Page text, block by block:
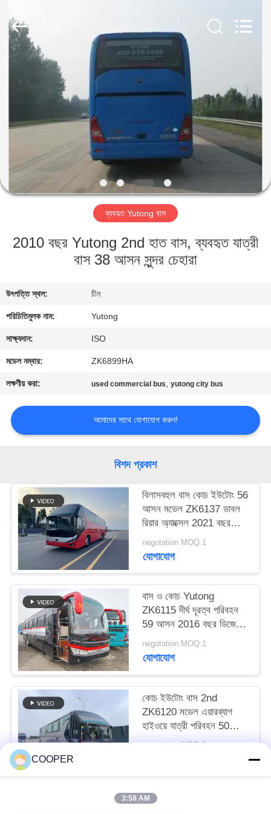
সম্পর্কে
কারখানা
যোগাযোগ
করুন
উদ্ধৃতির
আবেদন
ম্যাপ
গোপনীয়তা
নীতি
INDUSTRY
CO.,
LTD..
Rights
Reserved.
ব্যবহৃত Yutong বাস
2010 বছর Yutong 2nd হাত বাস, ব্যবহৃত যাত্রী
বাস 38 আসন সুন্দর চেহারা
উৎপত্তি স্থল: চীন
পরিচিতিমুলক নাম: Yutong
সাক্ষ্যদান: ISO
মডেল নম্বার: ZK6899HA
লক্ষণীয় করা: used commercial bus,yutong city bus
আমাদের সাথে যোগাযোগ করুন!
বিশদ প্রকাশ
বিলাসবহুল বাস কোচ ইউটোং 56
আসন মডেল ZK6137 ডাবল
রিয়ার অ্যাক্সেল 2021 বছর
এয়ারব্যাগ সাসপেনশন
negotation MOQ:1
যোগাযোগ
বাস ও কোচ Yutong
ZK6115 দীর্ঘ দূরত্ব পরিবহন
59 আসন 2016 বছর ডিজেল
বিন্যাস LHD
negotation MOQ:1
যোগাযোগ
কোচ ইউটোং বাস 2nd
ZK6120 মডেল এয়ারব্যাগ
হাইওয়ে যাত্রী পরিবহন 50
আসন 2021 বছর হজ যানবাহন
negotation MOQ:1
COOPER
3:58 AM